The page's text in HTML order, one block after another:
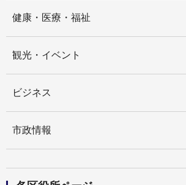
健康・医療・福祉
観光・イベント
ビジネス
市政情報